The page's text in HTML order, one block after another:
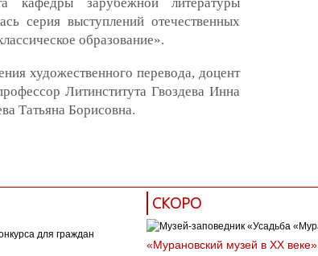
серия выступлений отечественных
образование».
художественного перевода, доцент
Литинститута Гвоздева Инна
Татьяна Борисовна.
для граждан
СКОРО
«Мурановский музей в XX веке»